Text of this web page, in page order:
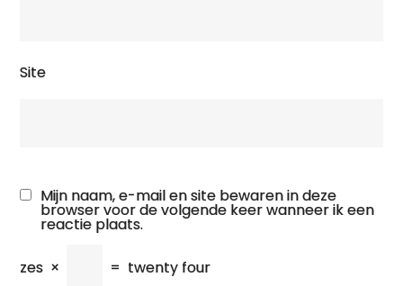
Site
Mijn naam, e-mail en site bewaren in deze
browser voor de volgende keer wanneer ik een
reactie plaats.
zes × = twenty four